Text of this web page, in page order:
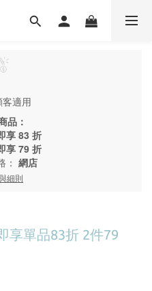
適用
品：
享 83 折
享 79 折
： 網店
細則
享單品83折 2件79